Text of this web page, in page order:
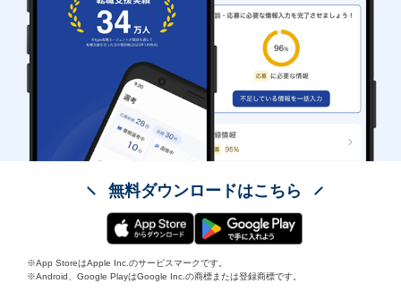
無料ダウンロードはこちら
※App StoreはApple Inc.のサービスマークです。
※Android、Google PlayはGoogle Inc.の商標または登録商標です。